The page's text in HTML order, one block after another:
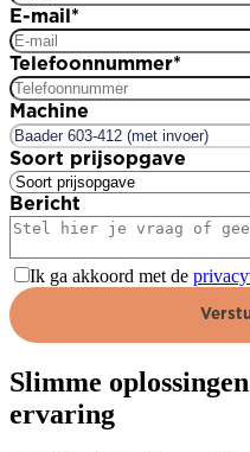
E-mail *
Telefoonnummer*
Machine
Soort prijsopgave
Bericht
Ik ga akkoord met de
Slimme
ervaring